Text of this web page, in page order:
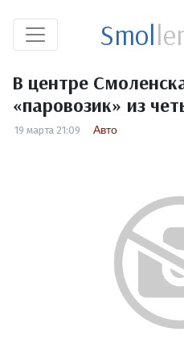
Smol
В центре
«паровозик» из
19 марта 21:09 Авто